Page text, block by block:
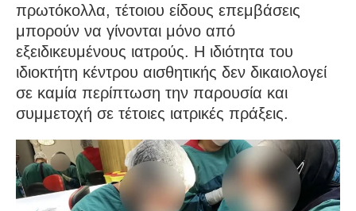
πρωτόκολλα, τέτοιου είδους επεμβάσεις
μπορούν να γίνονται μόνο από
εξειδικευμένους ιατρούς. Η ιδιότητα του
ιδιοκτήτη κέντρου αισθητικής δεν δικαιολογεί
σε καμία περίπτωση την παρουσία και
συμμετοχή σε τέτοιες ιατρικές πράξεις.